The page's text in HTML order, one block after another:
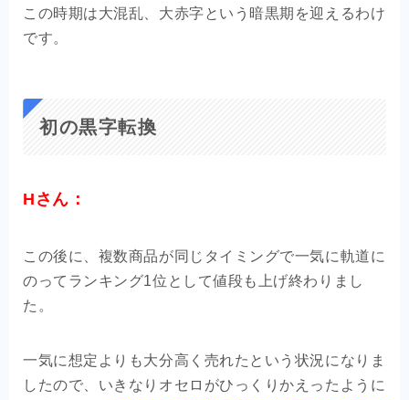
この時期は大混乱、大赤字という暗黒期を迎えるわけ
です。
初の黒字転換
Hさん：
この後に、複数商品が同じタイミングで一気に軌道に
のってランキング1位として値段も上げ終わりまし
た。
一気に想定よりも大分高く売れたという状況になりま
したので、いきなりオセロがひっくりかえったように